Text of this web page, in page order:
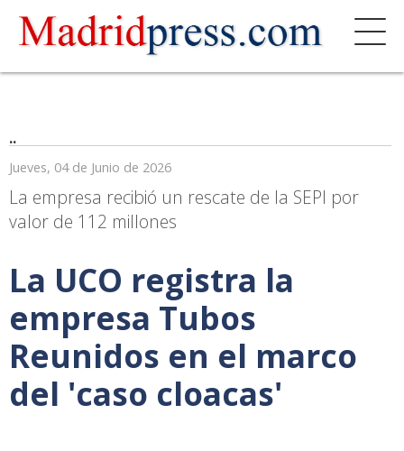
..
Jueves, 04 de Junio de 2026
La empresa recibió un rescate de la SEPI por
valor de 112 millones
La UCO registra la
empresa Tubos
Reunidos en el marco
del 'caso cloacas'